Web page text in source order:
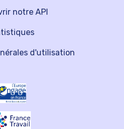
notre API
d'utilisation